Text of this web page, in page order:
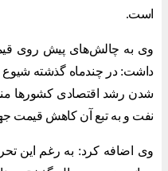
است.
وی به چالش‌های پیش روی
شدن رشد اقتصادی کشورها
نفت و به تبع آن کاهش قیمت
وی اضافه کرد: به رغم این